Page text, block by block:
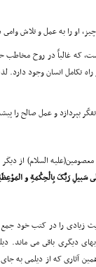
او را به عمل و تلاش وامى
غالباً در روح مخاطب
تکامل انسان وجود
بپردازد و عمل صالح را
السلام) از
سَبیلِ رَبِّکَ بِالْحِکْمَةِ و
زیادى را در کتب خود
دیگرى باقى مى ماند.
آثارى که از دیلمى به